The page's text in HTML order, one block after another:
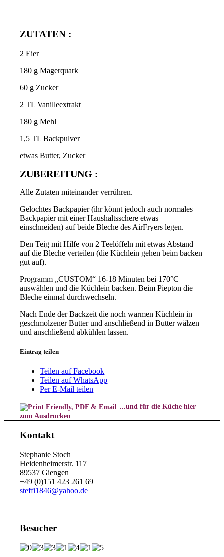
ZUTATEN :
2 Eier
180 g Magerquark
60 g Zucker
2 TL Vanilleextrakt
180 g Mehl
1,5 TL Backpulver
etwas Butter, Zucker
ZUBEREITUNG :
Alle Zutaten miteinander verrühren.
Gelochtes Backpapier (ihr könnt jedoch auch normales
Backpapier mit einer Haushaltsschere etwas
einschneiden) auf beide Bleche des AirFryers legen.
Den Teig mit Hilfe von 2 Teelöffeln mit etwas Abstand
auf die Bleche verteilen (die Küchlein gehen beim backen
gut auf).
Programm „CUSTOM“ 16-18 Minuten bei 170°C
auswählen und die Küchlein backen. Beim Piepton die
Bleche einmal durchwechseln.
Nach Ende der Backzeit die noch warmen Küchlein in
geschmolzener Butter und anschließend in Butter wälzen
und anschließend abkühlen lassen.
Eintrag teilen
Teilen auf Facebook
Teilen auf WhatsApp
Per E-Mail teilen
...und für die Küche hier
zum Ausdrucken
Kontakt
Stephanie Stoch
Heidenheimerstr. 117
89537 Giengen
+49 (0)151 423 261 69
steffi1846@yahoo.de
Besucher